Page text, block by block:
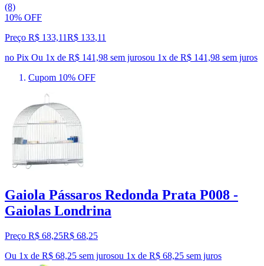
(8)
10% OFF
Preço R$ 133,11R$ 133,11
no Pix Ou 1x de R$ 141,98 sem jurosou 1x de R$ 141,98 sem juros
Cupom 10% OFF
Gaiola Pássaros Redonda Prata P008 -
Gaiolas Londrina
Preço R$ 68,25R$ 68,25
Ou 1x de R$ 68,25 sem jurosou 1x de R$ 68,25 sem juros